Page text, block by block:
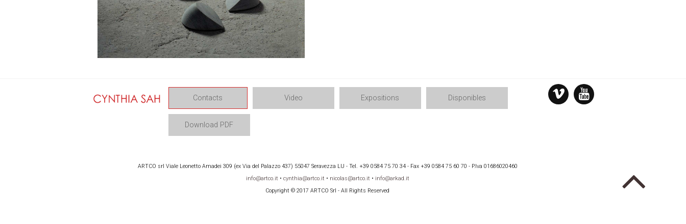
Contacts Video Expositions Disponibles
Download PDF
ARTCO srl Viale Leonetto Amadei 309 (ex Via del Palazzo 437) 55047 Seravezza LU - Tel. +39 0584 75 70 34 - Fax +39 0584 75 60 70 - P.Iva 01686020460
info@artco.it • cynthia@artco.it • nicolas@artco.it • info@arkad.it
Copyright © 2017 ARTCO Srl - All Rights Reserved